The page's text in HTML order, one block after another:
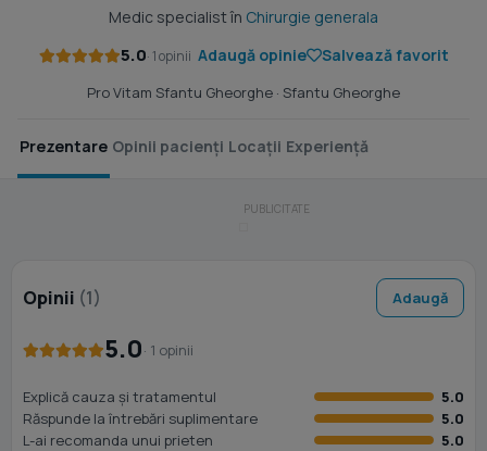
Medic specialist în Chirurgie generala
5.0· 1 opinii Adaugă opinie Salvează favorit
Pro Vitam Sfantu Gheorghe · Sfantu Gheorghe
Prezentare Opinii pacienți Locații Experiență
Opinii (1) Adaugă
5.0· 1 opinii
Explică cauza și tratamentul
5.0
Răspunde la întrebări suplimentare
5.0
L-ai recomanda unui prieten
5.0